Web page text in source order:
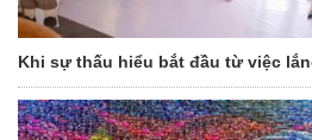
Khi sự thấu hiểu bắt đầu từ việc